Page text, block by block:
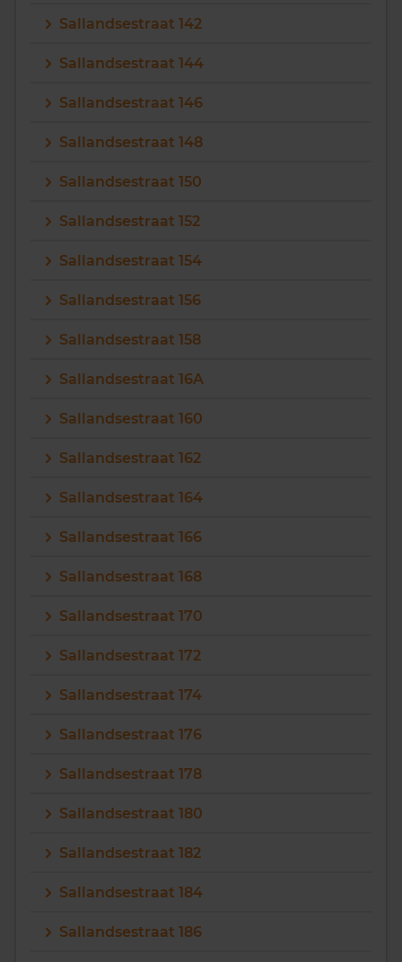
Sallandsestraat 142
Sallandsestraat 144
Sallandsestraat 146
Sallandsestraat 148
Sallandsestraat 150
Sallandsestraat 152
Sallandsestraat 154
Sallandsestraat 156
Sallandsestraat 158
Sallandsestraat 16A
Sallandsestraat 160
Sallandsestraat 162
Sallandsestraat 164
Sallandsestraat 166
Sallandsestraat 168
Sallandsestraat 170
Sallandsestraat 172
Sallandsestraat 174
Sallandsestraat 176
Sallandsestraat 178
Sallandsestraat 180
Sallandsestraat 182
Sallandsestraat 184
Sallandsestraat 186